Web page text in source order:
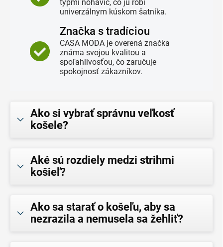
typmi nohavíc, čo ju robí
univerzálnym kúskom šatníka.
Značka s tradíciou
CASA MODA je overená značka
známa svojou kvalitou a
spoľahlivosťou, čo zaručuje
spokojnosť zákazníkov.
Ako si vybrať správnu veľkosť
košele?
Aké sú rozdiely medzi strihmi
košieľ?
Ako sa starať o košeľu, aby sa
nezrazila a nemusela sa žehliť?